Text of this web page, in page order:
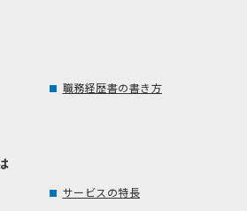
職務経歴書の書き方
サービスの特長